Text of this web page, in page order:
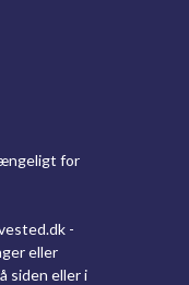
for
-
eller
siden eller i